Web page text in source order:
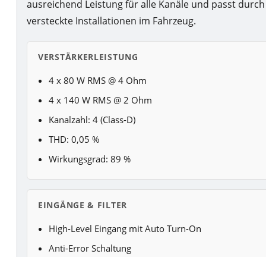
ausreichend Leistung für alle Kanäle und passt
versteckte Installationen im Fahrzeug.
VERSTÄRKERLEISTUNG
4 x 80 W RMS @ 4 Ohm
4 x 140 W RMS @ 2 Ohm
Kanalzahl: 4 (Class-D)
THD: 0,05 %
Wirkungsgrad: 89 %
EINGÄNGE & FILTER
High-Level Eingang mit Auto Turn-On
Anti-Error Schaltung